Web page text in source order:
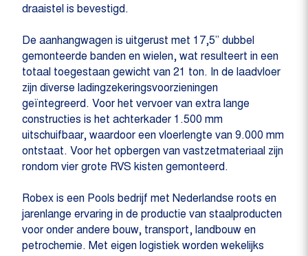
draaistel is bevestigd.
De aanhangwagen is uitgerust met 17,5” dubbel
gemonteerde banden en wielen, wat resulteert in een
totaal toegestaan gewicht van 21 ton. In de laadvloer
zijn diverse ladingzekeringsvoorzieningen
geïntegreerd. Voor het vervoer van extra lange
constructies is het achterkader 1.500 mm
uitschuifbaar, waardoor een vloerlengte van 9.000 mm
ontstaat. Voor het opbergen van vastzetmateriaal zijn
rondom vier grote RVS kisten gemonteerd.
Robex is een Pools bedrijf met Nederlandse roots en
jarenlange ervaring in de productie van staalproducten
voor onder andere bouw, transport, landbouw en
petrochemie. Met eigen logistiek worden wekelijks